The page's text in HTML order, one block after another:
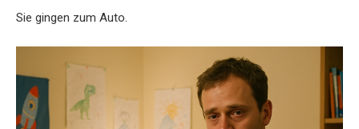
Sie gingen zum Auto.